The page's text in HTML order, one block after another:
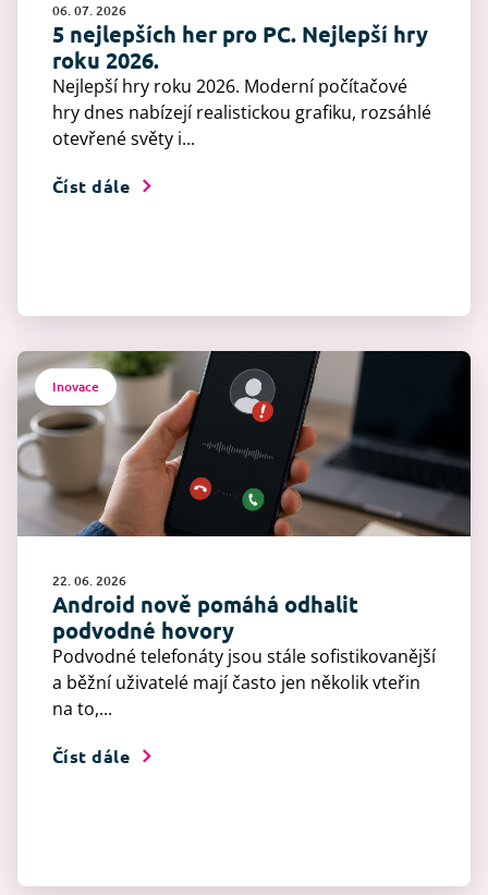
06. 07. 2026
5 nejlepších her pro PC. Nejlepší hry
roku 2026.
Nejlepší hry roku 2026. Moderní počítačové
hry dnes nabízejí realistickou grafiku, rozsáhlé
otevřené světy i...
Číst dále
Inovace
22. 06. 2026
Android nově pomáhá odhalit
podvodné hovory
Podvodné telefonáty jsou stále sofistikovanější
a běžní uživatelé mají často jen několik vteřin
na to,...
Číst dále